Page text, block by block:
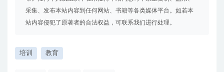
采集、发布本站内容到任何网站、书籍等各类媒体平台。如若本
站内容侵犯了原著者的合法权益，可联系我们进行处理。
培训 教育